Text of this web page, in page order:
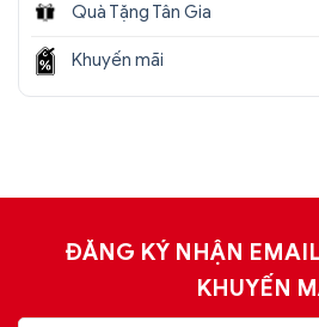
Quà Tặng Tân Gia
Khuyến mãi
ĐĂNG KÝ NHẬN
KHUYẾN